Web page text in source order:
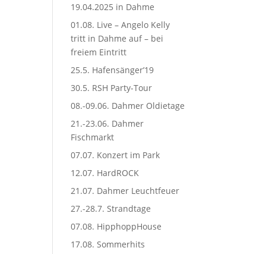
19.04.2025 in Dahme
01.08. Live – Angelo Kelly
tritt in Dahme auf – bei
freiem Eintritt
25.5. Hafensänger’19
30.5. RSH Party-Tour
08.-09.06. Dahmer Oldietage
21.-23.06. Dahmer
Fischmarkt
07.07. Konzert im Park
12.07. HardROCK
21.07. Dahmer Leuchtfeuer
27.-28.7. Strandtage
07.08. HipphoppHouse
17.08. Sommerhits